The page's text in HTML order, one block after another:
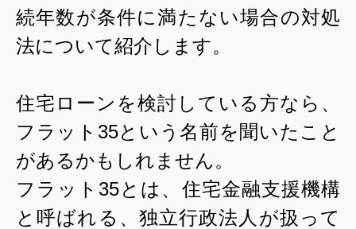
続年数が条件に満たない場合の対処
法について紹介します。
住宅ローンを検討している方なら、
フラット 35という名前を聞いたこと
があるかもしれません。
フラット 35とは、住宅金融支援機構
と呼ばれる、独立行政法人が扱って